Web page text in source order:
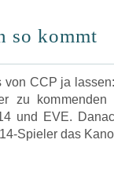
so kommt
von CCP ja
zu
und EVE.
Spieler das